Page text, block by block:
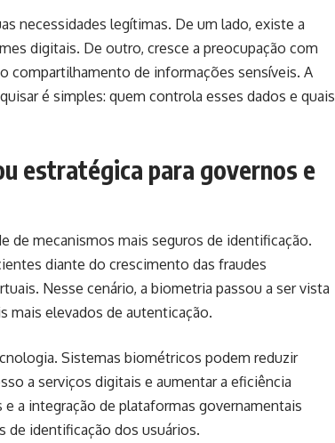
necessidades legítimas. De um lado, existe a
digitais. De outro, cresce a preocupação com
compartilhamento de informações sensíveis. A
é simples: quem controla esses dados e quais
estratégica para governos e
de mecanismos mais seguros de identificação.
diante do crescimento das fraudes
Nesse cenário, a biometria passou a ser vista
mais elevados de autenticação.
Sistemas biométricos podem reduzir
a serviços digitais e aumentar a eficiência
a integração de plataformas governamentais
de identificação dos usuários.